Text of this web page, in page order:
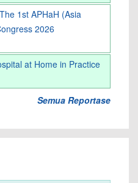
1st APHaH (Asia
2026
at Home in Practice
Semua Reportase